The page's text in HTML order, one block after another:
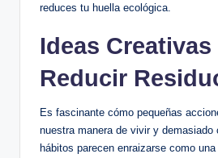
reduces tu huella ecológica.
Ideas Creativas
Reducir
Es fascinante cómo pequeñas
nuestra manera de vivir y demasiado
hábitos parecen enraizarse como